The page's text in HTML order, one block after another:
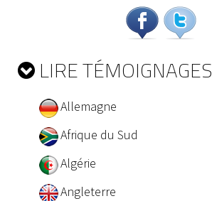
LIRE TÉMOIGNAGES
Allemagne
Afrique du Sud
Algérie
Angleterre